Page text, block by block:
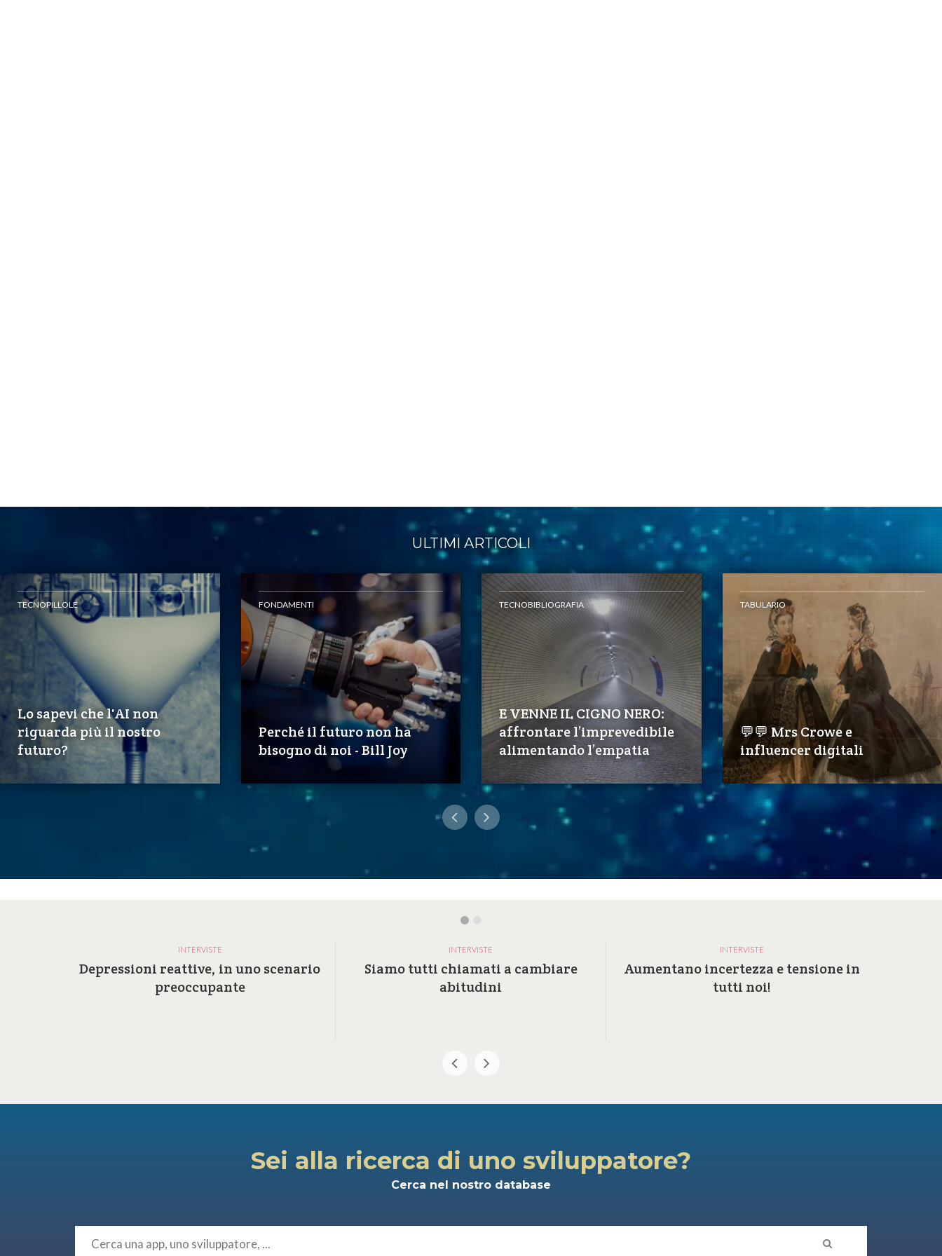
ULTIMI ARTICOLI
TECNOPILLOLE
Lo sapevi che l'AI non
riguarda più il nostro
futuro?
FONDAMENTI
Perché il futuro non ha
bisogno di noi - Bill Joy
TECNOBIBLIOGRAFIA
E VENNE IL CIGNO NERO:
affrontare l’imprevedibile
alimentando l’empatia
TABULARIO
💬💬 Mrs Crowe e
influencer digitali
INTERVISTE
Depressioni reattive, in uno scenario
preoccupante
INTERVISTE
Siamo tutti chiamati a cambiare
abitudini
INTERVISTE
Aumentano incertezza e tensione in
tutti noi!
Sei alla ricerca di uno sviluppatore?
Cerca nel nostro database